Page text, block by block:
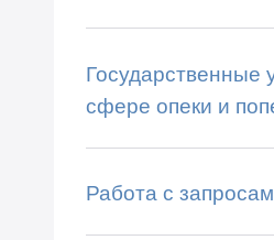
Государственные
сфере опеки и
Работа с